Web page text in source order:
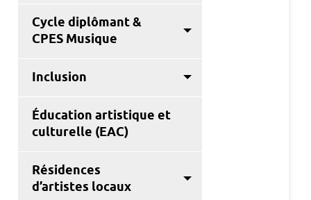
Cycle diplômant &
CPES Musique
Inclusion
Éducation artistique et
culturelle (EAC)
Résidences
d’artistes locaux